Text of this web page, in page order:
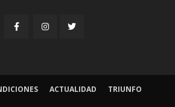
ACTUALIDAD TRIUNFO